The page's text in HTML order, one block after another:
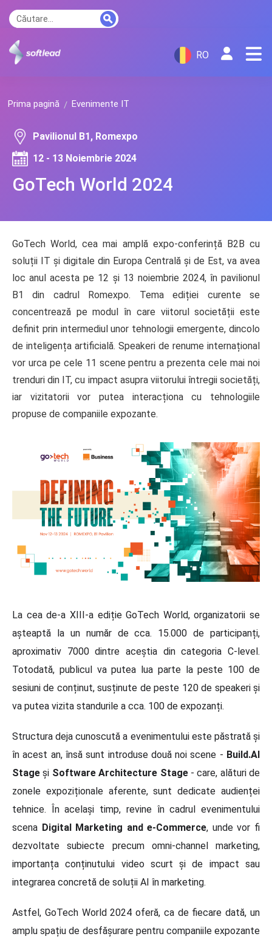
RO
Prima pagină Evenimente IT
GoTech World 2024
Pavilionul B1, Romexpo
12 - 13 Noiembrie 2024
GoTech World, cea mai amplă expo-conferință B2B cu
soluții IT și digitale din Europa Centrală și de Est, va avea
loc anul acesta pe 12 și 13 noiembrie 2024, în pavilionul
B1 din cadrul Romexpo. Tema ediției curente se
concentrează pe modul în care viitorul societății este
definit prin intermediul unor tehnologii emergente, dincolo
de inteligența artificială. Speakeri de renume internațional
vor urca pe cele 11 scene pentru a prezenta cele mai noi
trenduri din IT, cu impact asupra viitorului întregii societăți,
iar vizitatorii vor putea interacționa cu tehnologiile
propuse de companiile expozante.
La cea de-a XIII-a ediție GoTech World, organizatorii se
așteaptă la un număr de cca. 15.000 de participanți,
aproximativ 7000 dintre aceștia din categoria C-level.
Totodată, publicul va putea lua parte la peste 100 de
sesiuni de conținut, susținute de peste 120 de speakeri și
va putea vizita standurile a cca. 100 de expozanți.
Structura deja cunoscută a evenimentului este păstrată și
în acest an, însă sunt introduse două noi scene - Build.AI
Stage și Software Architecture Stage- care, alături de
zonele expoziționale aferente, sunt dedicate audienței
tehnice. În același timp, revine în cadrul evenimentului
scena Digital Marketing and e-Commerce, unde vor fi
dezvoltate subiecte precum omni-channel marketing,
importanța conținutului video scurt și de impact sau
integrarea concretă de soluții AI în marketing.
Astfel, GoTech World 2024 oferă, ca de fiecare dată, un
amplu spațiu de desfășurare pentru companiile expozante